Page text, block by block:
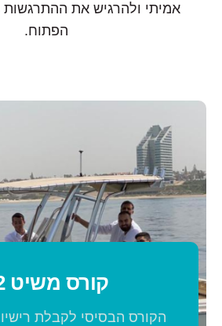
אמיתי ולהרגיש את
הפתוח.
קורס משיט 12
הקורס הבסיסי לקבלת